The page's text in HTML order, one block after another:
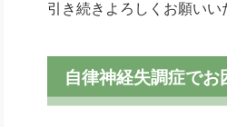
引き続きよろしくお願いい
自律神経失調症で